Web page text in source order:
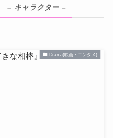
– キャラクター –
Drama(映画・エンタメ)